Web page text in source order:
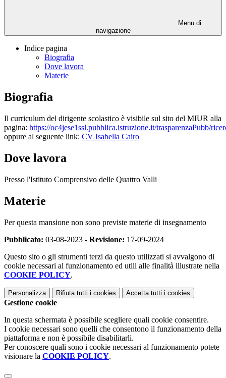
Menu di
navigazione
Indice pagina
Biografia
Dove lavora
Materie
Biografia
Il curriculum del dirigente scolastico è visibile sul sito del MIUR alla
pagina: https://oc4jese1ssl.pubblica.istruzione.it/trasparenzaPubb/
oppure al seguente link: CV Isabella Cairo
Dove lavora
Presso l'Istituto Comprensivo delle Quattro Valli
Materie
Per questa mansione non sono previste materie di insegnamento
Pubblicato: 03-08-2023 - Revisione: 17-09-2024
Questo sito o gli strumenti terzi da questo utilizzati si avvalgono di
cookie necessari al funzionamento ed utili alle finalità illustrate nella
COOKIE POLICY.
Personalizza Rifiuta tutti i cookies Accetta tutti i cookies
Gestione cookie
In questa schermata è possibile scegliere quali cookie consentire.
I cookie necessari sono quelli che consentono il funzionamento della
piattaforma e non è possibile disabilitarli.
Per conoscere quali sono i cookie necessari al funzionamento potete
visionare la COOKIE POLICY.